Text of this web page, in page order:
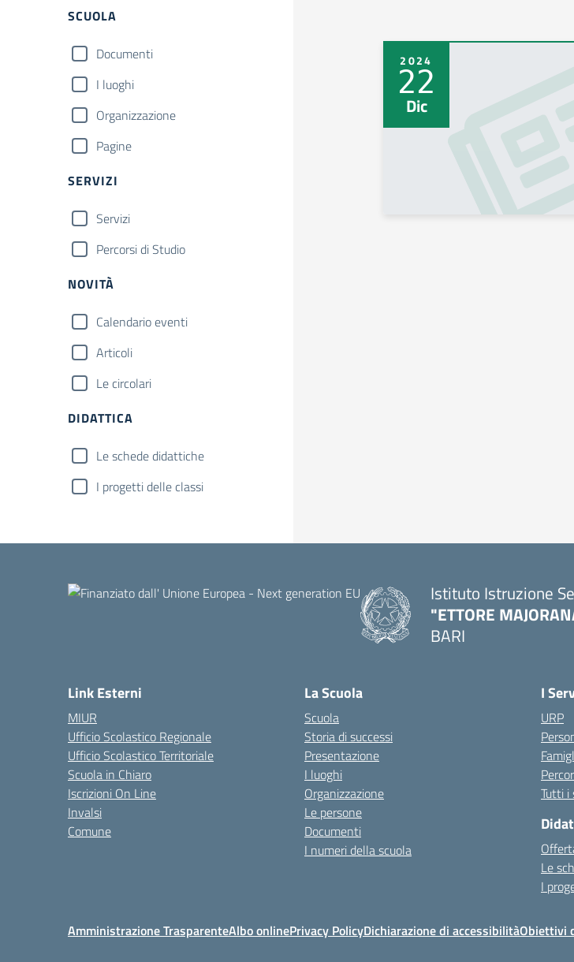
Filtri
SCUOLA
Documenti
I luoghi
Organizzazione
Pagine
SERVIZI
Servizi
Percorsi di Studio
NOVITÀ
Calendario eventi
Articoli
Le circolari
DIDATTICA
Le schede didattiche
I progetti delle classi
2024
22
Dic
Istituto Istruzione
"ETTORE
BARI
Link Esterni
MIUR
Ufficio Scolastico Regionale
Ufficio Scolastico Territoriale
Scuola in Chiaro
Iscrizioni On Line
Invalsi
Comune
La Scuola
Scuola
Storia di successi
Presentazione
I luoghi
Organizzazione
Le persone
Documenti
I numeri della scuola
I
URP
Tutti i
Le
I
Amministrazione TrasparenteAlbo onlinePrivacy PolicyDichiarazione di accessibilitàObiettivi